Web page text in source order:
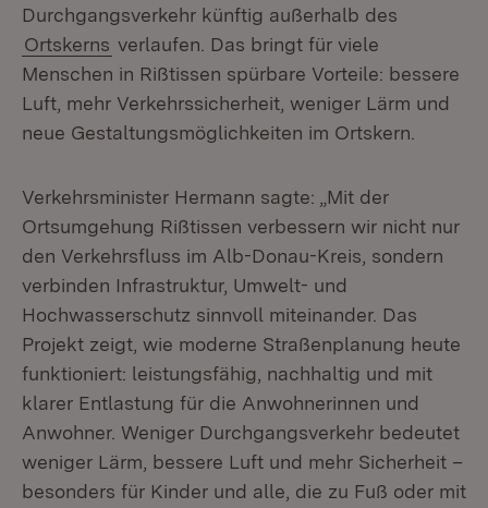
Durchgangsverkehr künftig außerhalb des
Ortskerns verlaufen. Das bringt für viele
Menschen in Rißtissen spürbare Vorteile: bessere
Luft, mehr Verkehrssicherheit, weniger Lärm und
neue Gestaltungsmöglichkeiten im Ortskern.
Verkehrsminister Hermann sagte: „Mit der
Ortsumgehung Rißtissen verbessern wir nicht nur
den Verkehrsfluss im Alb-Donau-Kreis, sondern
verbinden Infrastruktur, Umwelt- und
Hochwasserschutz sinnvoll miteinander. Das
Projekt zeigt, wie moderne Straßenplanung heute
funktioniert: leistungsfähig, nachhaltig und mit
klarer Entlastung für die Anwohnerinnen und
Anwohner. Weniger Durchgangsverkehr bedeutet
weniger Lärm, bessere Luft und mehr Sicherheit –
besonders für Kinder und alle, die zu Fuß oder mit